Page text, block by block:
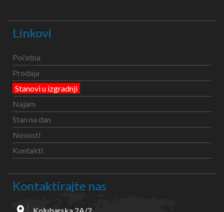
Linkovi
Početna
Prodaja
Stanovi u izgradnji
Najam
Stan na dan
Novosti
Kontakti
Kontaktirajte nas